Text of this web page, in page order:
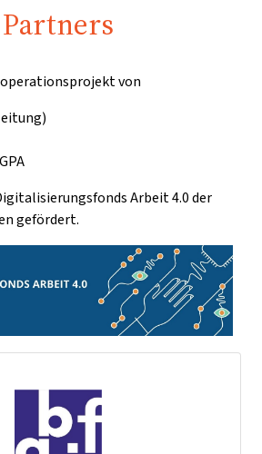
Partners
von
Arbeit 4.0 der
gefördert.